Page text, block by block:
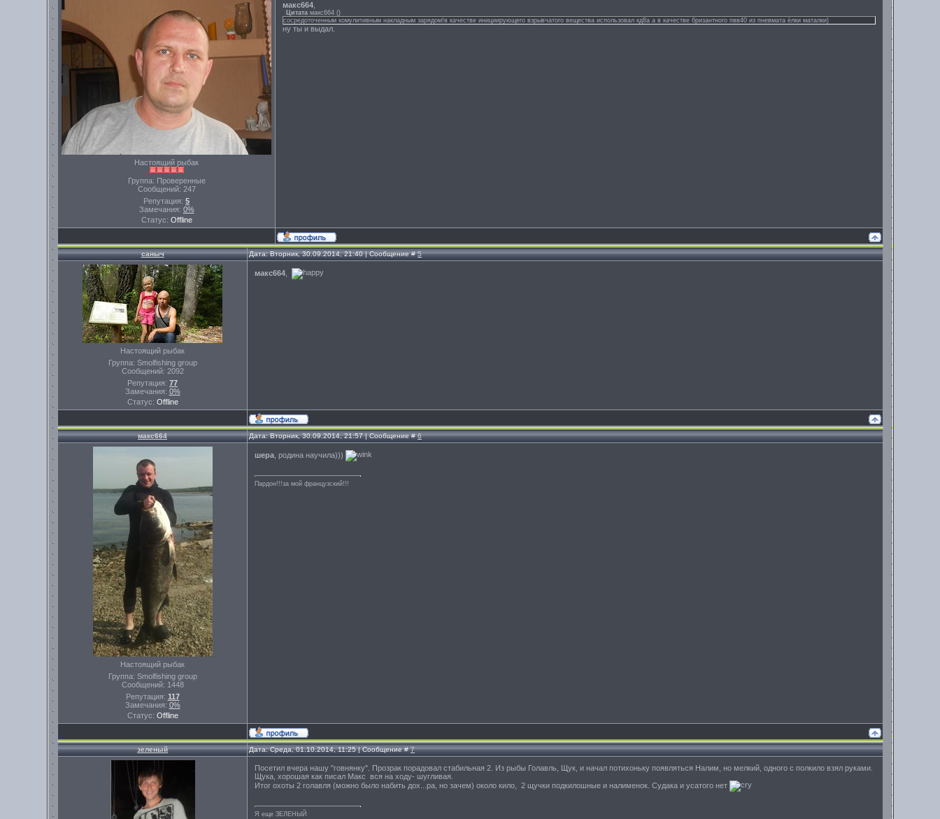
Настоящий рыбак
Группа: Проверенные
Сообщений: 247
Репутация: 5
Замечания: 0%
Статус: Offline
макс664
Цитата макс664 ()
сосредоточенным комулитивным накладным зарядом!в качестве инициирующего взрывчатого вещества использовал кд8а а в качестве бризантного пвв40 из пневмата ёлки маталки)
ну ты и выдал.
саныч Дата: Вторник, 30.09.2014, 21:40 | Сообщение #5
Настоящий рыбак
Группа: Smolfishing group
Сообщений: 2092
Репутация: 77
Замечания: 0%
Статус: Offline
макс664
макс664 Дата: Вторник, 30.09.2014, 21:57 | Сообщение #6
Настоящий рыбак
Группа: Smolfishing group
Сообщений: 1448
Репутация: 117
Замечания: 0%
Статус: Offline
шера , родина научила)))
Пардон!!!за мой французский!!!
зеленый Дата: Среда, 01.10.2014, 11:25 | Сообщение #7
Посетил вчера нашу "говнянку". Прозрак порадовал стабильная 2. Из рыбы Голавль, Щук, и начал потихоньку появляться Налим, но мелкий, одного с полкило взял руками.
Щука, хорошая как писал Макс вся на ходу- шугливая.
Итог охоты 2 голавля (можно было набить дох...ра, но зачем) около кило, 2 щучки подкилошные и налименок. Судака и усатого нет
Я еще ЗЕЛЕНЫЙ